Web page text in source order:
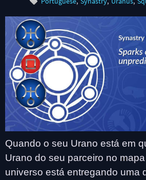
Quando o seu Urano está em
Urano do seu parceiro no
universo está entregando uma